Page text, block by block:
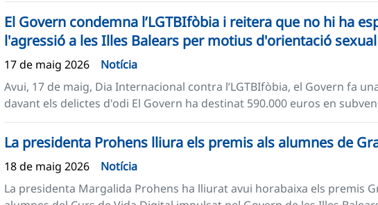
El Govern condemna l’LGTBIfòbia i reitera que no hi ha
l'agressió a les Illes Balears per motius d'orientació sexual
17 de maig 2026
Notícia
Avui, 17 de maig, Dia Internacional contra l’LGTBIfòbia, el Govern fa
davant els delictes d'odi El Govern ha destinat 590.000 euros en
La presidenta Prohens lliura els premis als alumnes de
18 de maig 2026
Notícia
La presidenta Margalida Prohens ha lliurat avui horabaixa els premis